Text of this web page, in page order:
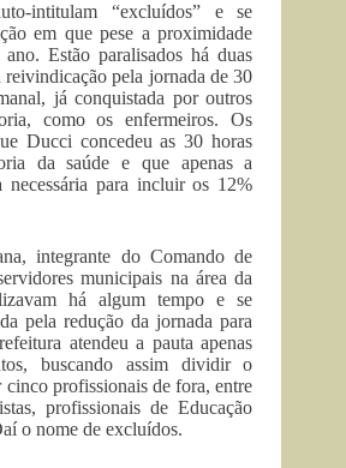
intitulam “excluídos” e se
em que pese a proximidade
Estão paralisados há duas
reivindicação pela jornada de 30
já conquistada por outros
como os enfermeiros. Os
Ducci concedeu as 30 horas
da saúde e que apenas a
necessária para incluir os 12%
integrante do Comando de
municipais na área da
há algum tempo e se
pela redução da jornada para
atendeu a pauta apenas
buscando assim dividir o
profissionais de fora, entre
profissionais de Educação
o nome de excluídos.